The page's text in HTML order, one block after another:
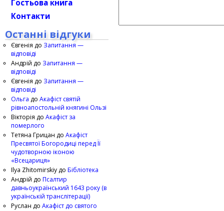
Гостьова книга
Контакти
Останні відгуки
Євгенія до Запитання —
відповіді
Андрій до Запитання —
відповіді
Євгенія до Запитання —
відповіді
Ольга до Акафіст святій
рівноапостольній княгині Ользі
Вікторія до Акафіст за
померлого
Тетяна Грицан до Акафіст
Пресвятої Богородиці перед Її
чудотворною іконою
«Всецариця»
Ilya Zhitomirskiy до Бібліотека
Андрій до Псалтир
давньоукраїнський 1643 року (в
українській транслітерації)
Руслан до Акафіст до святого